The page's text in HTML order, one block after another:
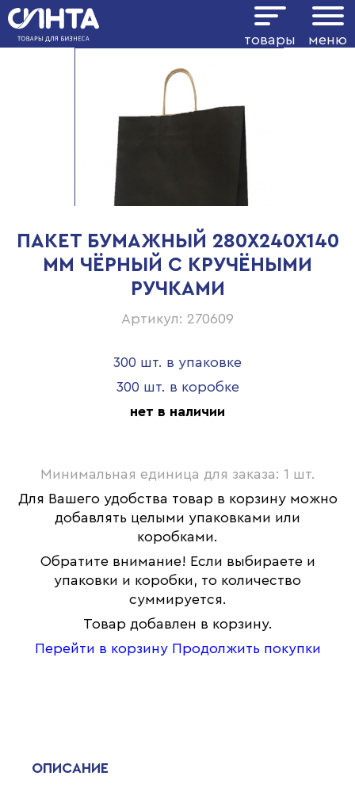
товары меню
ПАКЕТ БУМАЖНЫЙ 280Х240Х140
ММ ЧЁРНЫЙ С КРУЧЁНЫМИ
РУЧКАМИ
Артикул: 270609
300 шт. в упаковке
300 шт. в коробке
нет в наличии
Минимальная единица для заказа: 1 шт.
Для Вашего удобства товар в корзину можно
добавлять целыми упаковками или
коробками.
Обратите внимание! Если выбираете и
упаковки и коробки, то количество
суммируется.
Товар добавлен в корзину.
Перейти в корзину Продолжить покупки
ОПИСАНИЕ